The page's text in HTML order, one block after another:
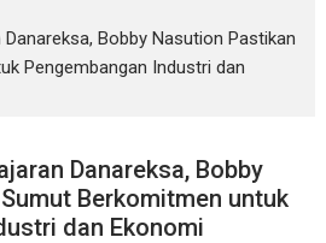
Bobby Nasution Pastikan
Pengembangan Industri dan
Danareksa, Bobby
Berkomitmen untuk
dan Ekonomi